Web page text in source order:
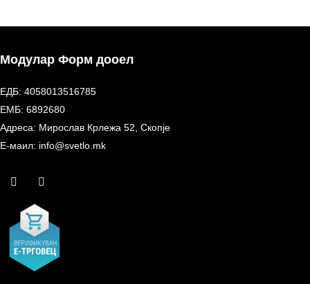
Модулар Форм дооел
ЕДБ: 4058013516785
ЕМБ: 6892680
Адреса: Мирослав Крлежа 52, Скопје
Е-маил: info@svetlo.mk